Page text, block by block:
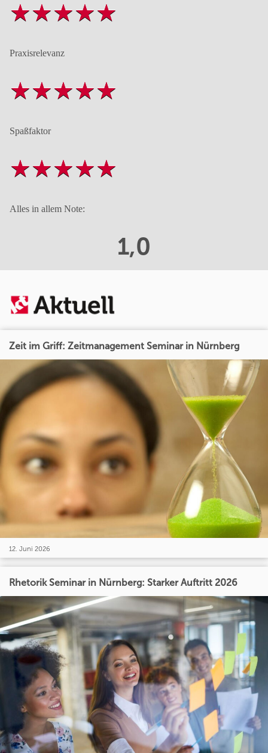
Praxisrelevanz
Spaßfaktor
Alles in allem Note:
1,0
Zeit im Griff: Zeitmanagement Seminar in Nürnberg
12. Juni 2026
Rhetorik Seminar in Nürnberg: Starker Auftritt 2026